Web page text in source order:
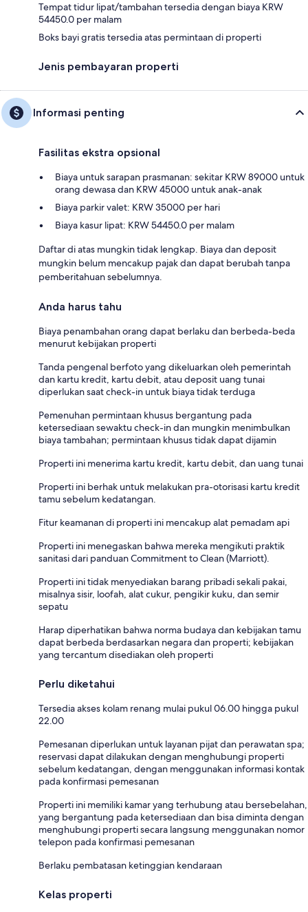
Tempat tidur lipat/tambahan tersedia dengan biaya KRW
54450.0 per malam
Boks bayi gratis tersedia atas permintaan di properti
Jenis pembayaran properti
Informasi penting
Fasilitas ekstra opsional
Biaya untuk sarapan prasmanan: sekitar KRW 89000 untuk
orang dewasa dan KRW 45000 untuk anak-anak
Biaya parkir valet: KRW 35000 per hari
Biaya kasur lipat: KRW 54450.0 per malam
Daftar di atas mungkin tidak lengkap. Biaya dan deposit
mungkin belum mencakup pajak dan dapat berubah tanpa
pemberitahuan sebelumnya.
Anda harus tahu
Biaya penambahan orang dapat berlaku dan berbeda-beda
menurut kebijakan properti
Tanda pengenal berfoto yang dikeluarkan oleh pemerintah
dan kartu kredit, kartu debit, atau deposit uang tunai
diperlukan saat check-in untuk biaya tidak terduga
Pemenuhan permintaan khusus bergantung pada
ketersediaan sewaktu check-in dan mungkin menimbulkan
biaya tambahan; permintaan khusus tidak dapat dijamin
Properti ini menerima kartu kredit, kartu debit, dan uang tunai
Properti ini berhak untuk melakukan pra-otorisasi kartu kredit
tamu sebelum kedatangan.
Fitur keamanan di properti ini mencakup alat pemadam api
Properti ini menegaskan bahwa mereka mengikuti praktik
sanitasi dari panduan Commitment to Clean (Marriott).
Properti ini tidak menyediakan barang pribadi sekali pakai,
misalnya sisir, loofah, alat cukur, pengikir kuku, dan semir
sepatu
Harap diperhatikan bahwa norma budaya dan kebijakan tamu
dapat berbeda berdasarkan negara dan properti; kebijakan
yang tercantum disediakan oleh properti
Perlu diketahui
Tersedia akses kolam renang mulai pukul 06.00 hingga pukul
22.00
Pemesanan diperlukan untuk layanan pijat dan perawatan spa;
reservasi dapat dilakukan dengan menghubungi properti
sebelum kedatangan, dengan menggunakan informasi kontak
pada konfirmasi pemesanan
Properti ini memiliki kamar yang terhubung atau bersebelahan,
yang bergantung pada ketersediaan dan bisa diminta dengan
menghubungi properti secara langsung menggunakan nomor
telepon pada konfirmasi pemesanan
Berlaku pembatasan ketinggian kendaraan
Kelas properti